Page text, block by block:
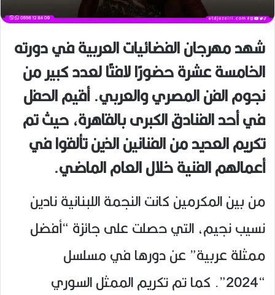
شهد مهرجان الفضائيات العربية في دورته
الخامسة عشرة حضورًا لافتًا لعدد كبير من
نجوم الفن المصري والعربي. أقيم الحفل
في أحد الفنادق الكبرى بالقاهرة، حيث تم
تكريم العديد من الفنانين الذين تألقوا في
أعمالهم الفنية خلال العام الماضي.
من بين المكرمين كانت النجمة اللبنانية نادين
نسيب نجيم، التي حصلت على جائزة “أفضل
ممثلة عربية” عن دورها في مسلسل
“2024”. كما تم تكريم الممثل السوري